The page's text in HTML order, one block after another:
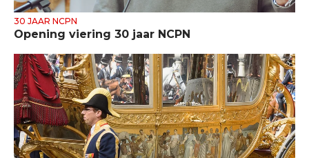
30 JAAR NCPN
Opening viering 30 jaar NCPN